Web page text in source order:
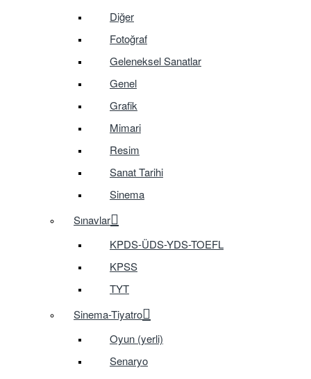
Diğer
Fotoğraf
Geleneksel Sanatlar
Genel
Grafik
Mimari
Resim
Sanat Tarihi
Sinema
Sınavlar
KPDS-ÜDS-YDS-TOEFL
KPSS
TYT
Sinema-Tiyatro
Oyun (yerli)
Senaryo